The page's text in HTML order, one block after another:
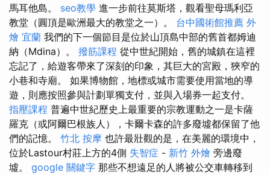
馬耳他島。 seo教學 進一步前往莫斯塔，觀看聖母瑪利亞
教堂（圓頂是歐洲最大的教堂之一）。 台中國術館推薦 外
燴 宜蘭 我們的下一個節目是位於山頂島中部的舊首都姆迪
納（Mdina）。 撥筋課程 從中世紀開始，舊的城鎮在這裡
忘記了，給遊客帶來了深刻的印象，其巨大的宮殿，狹窄的
小巷和寺廟。 如果博物館，地標或城市需要使用當地的導
遊，則應按照參與計劃單獨支付，並與入場券一起支付。
指壓課程 普遍中世紀歷史上最重要的宗教運動之一是卡薩
羅克（或阿爾巴根族人），卡爾卡森的許多廢墟都保留了他
們的記憶。 竹北 按摩 也許最壯觀的是，在美麗的環境中，
位於Lastour村莊上方的4側 失智症 - 新竹 外燴 旁邊廢
墟。 google 關鍵字 那些不想遠足的人將被公交車轉移到